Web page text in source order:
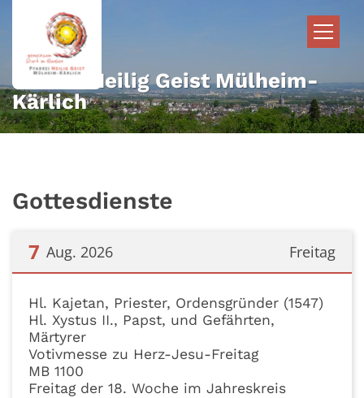
Zum Inhalt springen
Pfarrei Heilig Geist Mülheim-
Kärlich
Gottesdienste
Freitag
7 Aug. 2026
Hl. Kajetan, Priester, Ordensgründer (1547)
Hl. Xystus II., Papst, und Gefährten,
Märtyrer
Votivmesse zu Herz-Jesu-Freitag
MB 1100
Freitag der 18. Woche im Jahreskreis